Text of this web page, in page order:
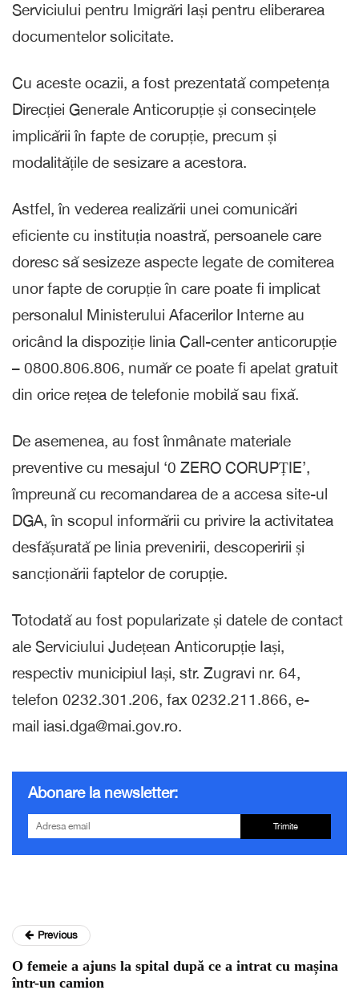
Serviciului pentru Imigrări Iași pentru eliberarea
documentelor solicitate.
Cu aceste ocazii, a fost prezentată competența
Direcției Generale Anticorupție și consecințele
implicării în fapte de corupție, precum și
modalitățile de sesizare a acestora.
Astfel, în vederea realizării unei comunicări
eficiente cu instituția noastră, persoanele care
doresc să sesizeze aspecte legate de comiterea
unor fapte de corupție în care poate fi implicat
personalul Ministerului Afacerilor Interne au
oricând la dispoziție linia Call-center anticorupție
– 0800.806.806, număr ce poate fi apelat gratuit
din orice rețea de telefonie mobilă sau fixă.
De asemenea, au fost înmânate materiale
preventive cu mesajul ‘0 ZERO CORUPȚIE’,
împreună cu recomandarea de a accesa site-ul
DGA, în scopul informării cu privire la activitatea
desfășurată pe linia prevenirii, descoperirii și
sancționării faptelor de corupție.
Totodată au fost popularizate și datele de contact
ale Serviciului Județean Anticorupție Iași,
respectiv municipiul Iași, str. Zugravi nr. 64,
telefon 0232.301.206, fax 0232.211.866, e-
mail iasi.dga@mai.gov.ro.
Abonare la newsletter:
Trimite
Previous
O femeie a ajuns la spital după ce a intrat cu mașina
într-un camion